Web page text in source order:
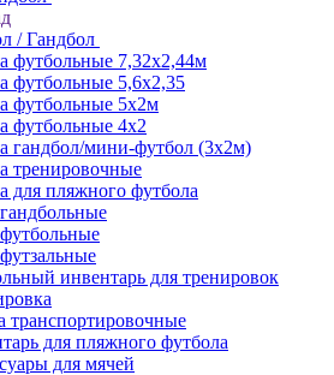
/ Гандбол
футбольные 7,32х2,44м
футбольные 5,6х2,35
футбольные 5х2м
футбольные 4х2
гандбол/мини-футбол (3х2м)
тренировочные
для пляжного футбола
инвентарь для тренировок
транспортировочные
для пляжного футбола
для мячей